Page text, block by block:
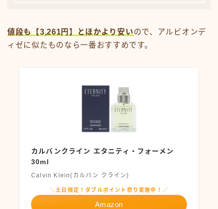
値段も【3,261円】とほかより安いので、アルビオンデ
ィゼに似たものなら一番おすすめです。
カルバンクライン エタニティ・フォーメン
30ml
Calvin Klein(カルバン クライン)
＼土日限定！ダブルポイント祭り実施中！／
Amazon